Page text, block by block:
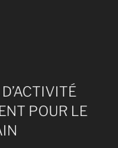
POUR LE